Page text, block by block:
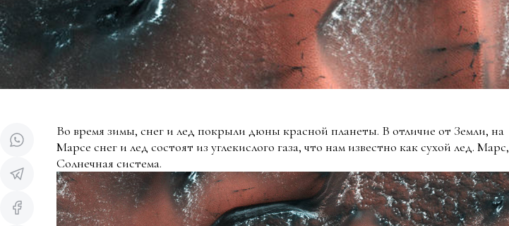
Во время зимы, снег и лед покрыли дюны красной планеты. В отличие от Земли, на
Марсе снег и лед состоят из углекислого газа, что нам известно как сухой лед. Марс,
Солнечная система.